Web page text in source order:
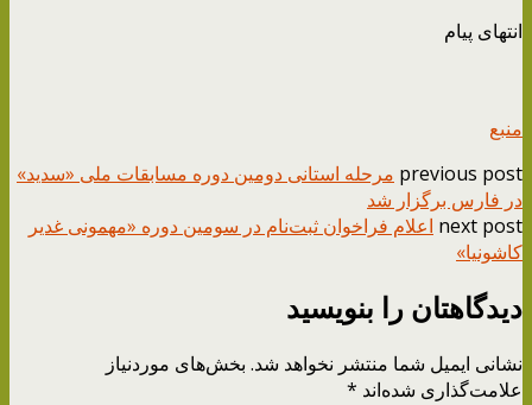
انتهای پیام
منبع
previous post مرحله استانی دومین دوره مسابقات ملی «سدید»
در فارس برگزار شد
next post اعلام فراخوان ثبت‌نام در سومین دوره «مهمونی غدیر
کاشونیا»
دیدگاهتان را بنویسید
نشانی ایمیل شما منتشر نخواهد شد. بخش‌های موردنیاز
علامت‌گذاری شده‌اند *